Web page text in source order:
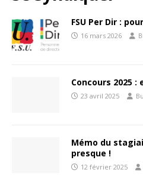
FSU Per Dir :
16 mars 2026
Concours 2025 :
23 avril 2025
Mémo du
presque !
12 février 2025